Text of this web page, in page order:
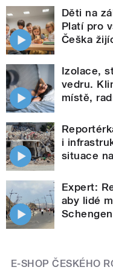
Děti na
Platí pro
Češka
Izolace,
vedru.
místě,
i
situace
Expert:
aby lidé
E-SHOP ČESKÉHO